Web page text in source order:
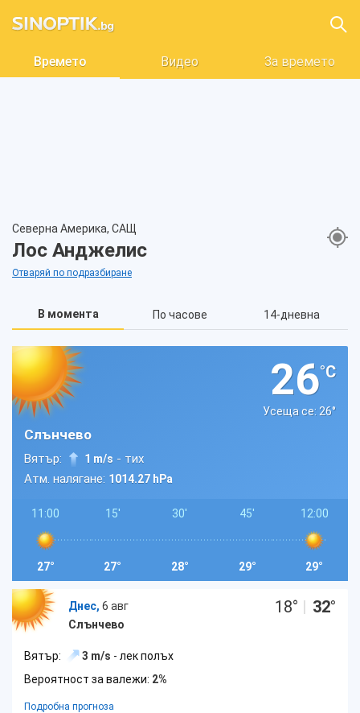
Времето Видео За времето
Северна Америка, САЩ
Лос Анджелис
Отваряй по подразбиране
В момента По часове 14-дневна
26°C
Усеща се: 26°
Слънчево
Вятър: 1 m/s - тих
Атм. налягане: 1014.27 hPa
11:00
27°
15'
27°
30'
28°
45'
29°
12:00
29°
Днес, 6 авг
Слънчево
18° | 32°
Вятър: 3 m/s - лек полъх
Вероятност за валежи: 2%
Подробна прогноза